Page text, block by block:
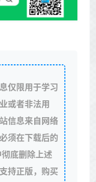
仅限用于学习
或者非法用
信息来自网络
须在下载后的
底删除上述
持正版，购买